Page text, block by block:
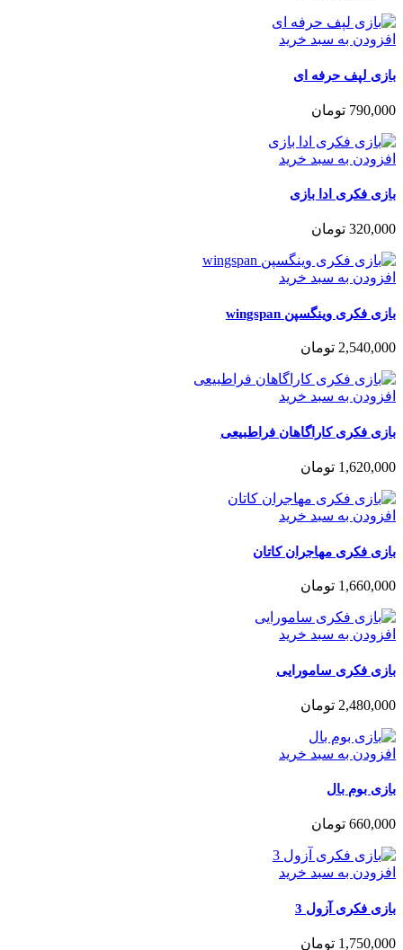
افزودن به سبد خرید
بازی لپف حرفه ای
790,000 تومان
افزودن به سبد خرید
بازی فکری ادا بازی
320,000 تومان
افزودن به سبد خرید
بازی فکری وینگسپن wingspan
2,540,000 تومان
افزودن به سبد خرید
بازی فکری کاراگاهان فراطبیعی
1,620,000 تومان
افزودن به سبد خرید
بازی فکری مهاجران کاتان
1,660,000 تومان
افزودن به سبد خرید
بازی فکری سامورایی
2,480,000 تومان
افزودن به سبد خرید
بازی بوم بال
660,000 تومان
افزودن به سبد خرید
بازی فکری آزول 3
1,750,000 تومان